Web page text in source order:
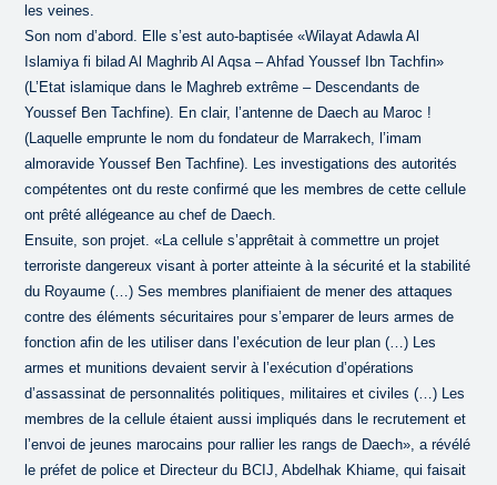
les veines.
Son nom d’abord. Elle s’est auto-baptisée «Wilayat Adawla Al
Islamiya fi bilad Al Maghrib Al Aqsa – Ahfad Youssef Ibn Tachfin»
(L’Etat islamique dans le Maghreb extrême – Descendants de
Youssef Ben Tachfine). En clair, l’antenne de Daech au Maroc !
(Laquelle emprunte le nom du fondateur de Marrakech, l’imam
almoravide Youssef Ben Tachfine). Les investigations des autorités
compétentes ont du reste confirmé que les membres de cette cellule
ont prêté allégeance au chef de Daech.
Ensuite, son projet. «La cellule s’apprêtait à commettre un projet
terroriste dangereux visant à porter atteinte à la sécurité et la stabilité
du Royaume (…) Ses membres planifiaient de mener des attaques
contre des éléments sécuritaires pour s’emparer de leurs armes de
fonction afin de les utiliser dans l’exécution de leur plan (…) Les
armes et munitions devaient servir à l’exécution d’opérations
d’assassinat de personnalités politiques, militaires et civiles (…) Les
membres de la cellule étaient aussi impliqués dans le recrutement et
l’envoi de jeunes marocains pour rallier les rangs de Daech», a révélé
le préfet de police et Directeur du BCIJ, Abdelhak Khiame, qui faisait